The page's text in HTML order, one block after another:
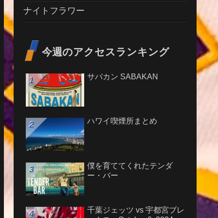
ナイトフラワー
今週のアクセスランキング
サバカン SABAKAN
ハワイ喫煙所まとめ
僕を育ててくれたテンダ
ー・バー
千葉ジェッツ vs 宇都宮ブレ